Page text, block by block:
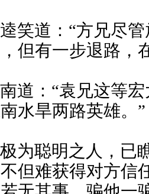
笑道：“方兄尽
但有一步退路，
道：“袁兄这等
水旱两路英雄。”
为聪明之人，已
但难获得对方信